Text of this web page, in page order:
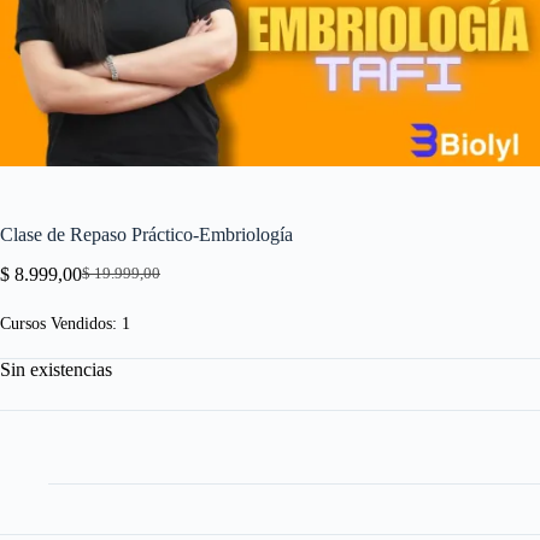
Clase de Repaso Práctico-Embriología
$19.999,00
El
original
$ 19.999,00.
$ 8.999,00El
actual
$ 8.999,00.
Cursos Vendidos: 1
Sin existencias